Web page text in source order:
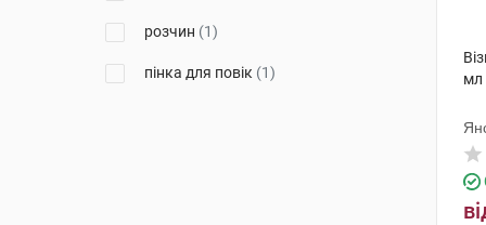
розчин (1)
пінка для повік (1)
мл